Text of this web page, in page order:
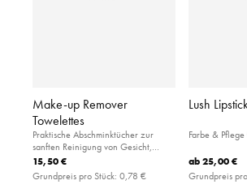
Make-up Remover
Towelettes
Praktische Abschminktücher zur
sanften Reinigung von Gesicht,
Augen und Lippen.
15,50 €
Grundpreis pro Stück: 0,78 €
Lush Lipstick
Farbe &
ab25,00 €
Grundpreis